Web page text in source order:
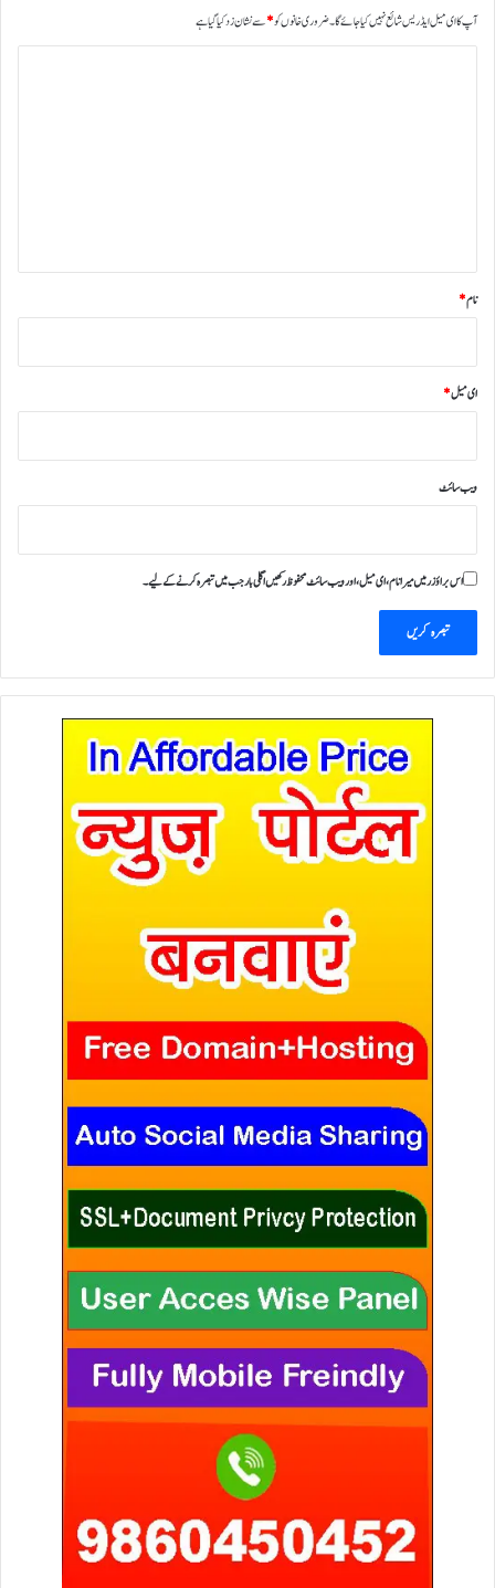
آپ کا ای میل ایڈریس شائع نہیں کیا جائے گا۔ضروری خانوں کو*سے نشان زد کیا گیا ہے
نام*
ای میل*
ویب‌ سائٹ
اس براؤزر میں میرا نام، ای میل، اور ویب سائٹ محفوظ رکھیں اگلی بار جب میں تبصرہ کرنے کےلیے۔